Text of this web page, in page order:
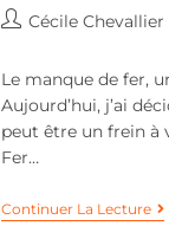
Cécile Chevallier
Le manque de fer,
Aujourd’hui, j’ai
peut être un frein à
Fer…
Continuer La Lecture